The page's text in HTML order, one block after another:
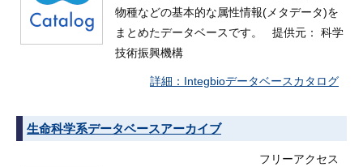
物種などの基本的な属性情報(メタデータ)を
まとめたデータベースです。 提供元： 科学
技術振興機構
Integbioデータベースカタログ
生命科学系データベースアーカイブ
フリーアクセス